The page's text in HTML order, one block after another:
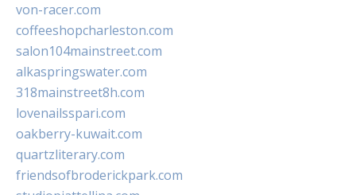
von-racer.com
coffeeshopcharleston.com
salon104mainstreet.com
alkaspringswater.com
318mainstreet8h.com
lovenailsspari.com
oakberry-kuwait.com
quartzliterary.com
friendsofbroderickpark.com